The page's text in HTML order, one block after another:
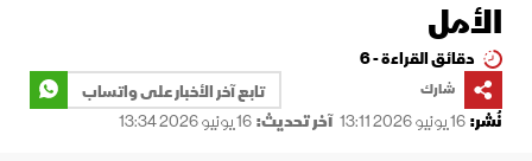
الأمل
دقائق القراءة - 6
شارك
تابع آخر الأخبار على واتساب
نُشر:16 يونيو 2026 13:11 آخر تحديث:16 يونيو 2026 13:34